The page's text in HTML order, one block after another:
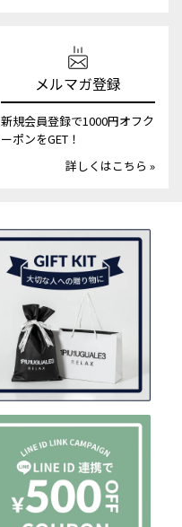
メルマガ登録
新規会員登録で1000円オフク
ーポンをGET！
詳しくはこちら »